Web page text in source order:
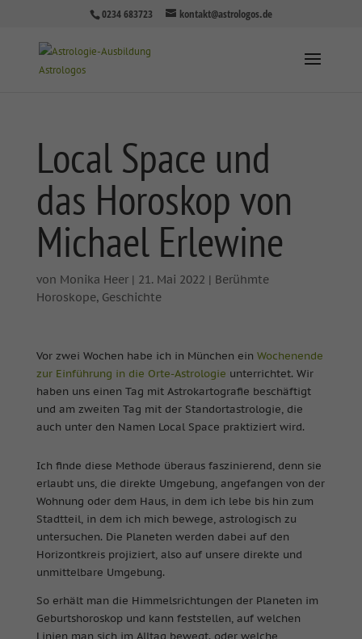
0234 683723 kontakt@astrologos.de
Local Space und
das Horoskop von
Michael Erlewine
von Monika Heer| 21. Mai 2022 | Berühmte
Horoskope, Geschichte
Vor zwei Wochen habe ich in München ein Wochenende
zur Einführung in die Orte-Astrologie unterrichtet. Wir
haben uns einen Tag mit Astrokartografie beschäftigt
und am zweiten Tag mit der Standortastrologie, die
auch unter den Namen Local Space praktiziert wird.
Ich finde diese Methode überaus faszinierend, denn sie
erlaubt uns, die direkte Umgebung, angefangen von der
Wohnung oder dem Haus, in dem ich lebe bis hin zum
Stadtteil, in dem ich mich bewege, astrologisch zu
untersuchen. Die Planeten werden dabei auf den
Horizontkreis projiziert, also auf unsere direkte und
unmittelbare Umgebung.
So erhält man die Himmelsrichtungen der Planeten im
Geburtshoroskop und kann feststellen, auf welchen
Linien man sich im Alltag bewegt. oder welche